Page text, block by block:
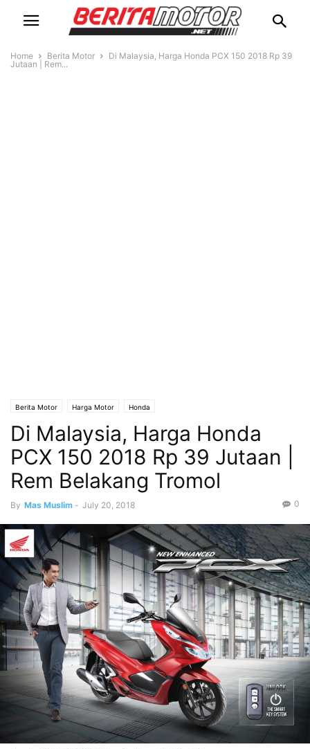
Home Berita Motor
Di Malaysia, Harga Honda PCX 150 2018 Rp 39
Jutaan | Rem...
Berita Motor Harga Motor Honda
Di Malaysia, Harga Honda
PCX 150 2018 Rp 39 Jutaan |
Rem Belakang Tromol
By Mas Muslim - July 20, 2018 0